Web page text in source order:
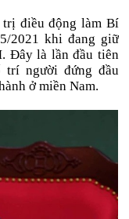
trị điều động làm Bí
2021 khi đang giữ
Đây là lần đầu tiên
trí người đứng đầu
ở miền Nam.